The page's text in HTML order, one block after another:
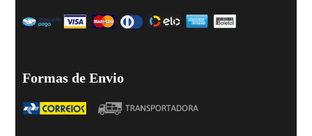
Formas de Envio